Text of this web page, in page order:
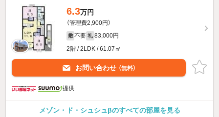
6.3万円
（管理費2,900円）
敷 不要 礼 83,000円
2階 / 2LDK / 61.07㎡
お問い合わせ （無料）
提供
メゾン・ド・シュシュβのすべての部屋を見る